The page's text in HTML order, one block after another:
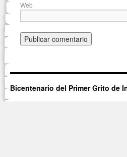
Web
Bicentenario del Primer Grito de